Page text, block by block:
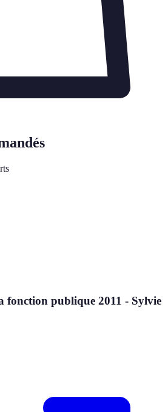
fonction publique 2011 - Sylvie